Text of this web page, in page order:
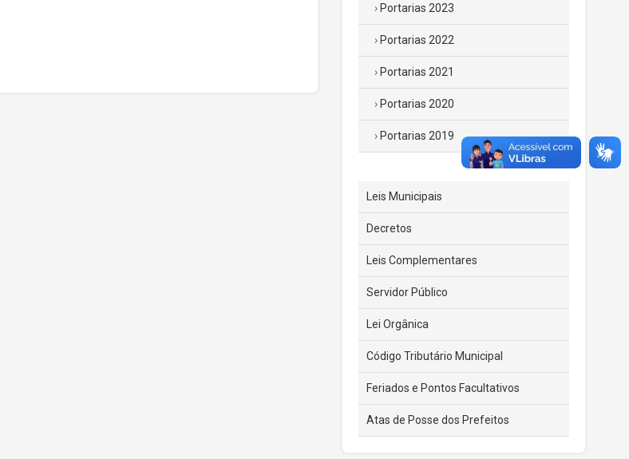
Portarias 2023
Portarias 2022
Portarias 2021
Portarias 2020
Portarias 2019
Leis Municipais
Decretos
Leis Complementares
Servidor Público
Lei Orgânica
Código Tributário Municipal
Feriados e Pontos Facultativos
Atas de Posse dos Prefeitos